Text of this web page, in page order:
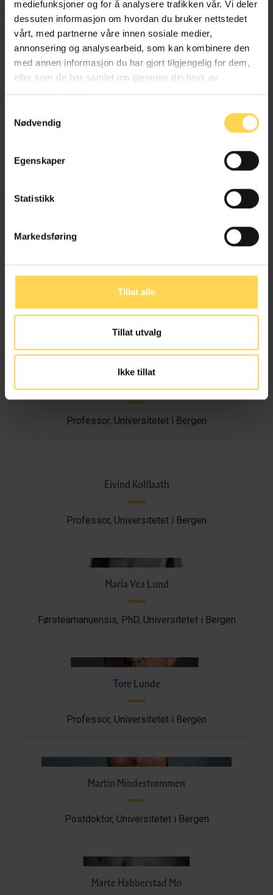
mediefunksjoner og for å analysere trafikken vår. Vi deler
dessuten informasjon om hvordan du bruker nettstedet
vårt, med partnerne våre innen sosiale medier,
annonsering og analysearbeid, som kan kombinere den
med annen informasjon du har gjort tilgjengelig for dem,
eller som de har samlet inn gjennom din bruk av
tjenestene deres.
Nødvendig
Egenskaper
Statistikk
Markedsføring
Tillat alle
Tillat utvalg
Ikke tillat
PhD-student, Universitetet i Bergen
Eirik Holmøyvik
Professor, Universitetet i Bergen
Eivind Kolflaath
Professor, Universitetet i Bergen
Maria Vea Lund
Førsteamanuensis, PhD, Universitetet i Bergen
Tore Lunde
Professor, Universitetet i Bergen
Martin Mindestrømmen
Postdoktor, Universitetet i Bergen
Marte Habberstad Mo